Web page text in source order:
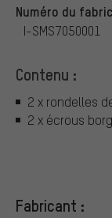
Numéro du
I-SMS7050001
Contenu :
2 x rondelles
2 x écrous
Fabricant :